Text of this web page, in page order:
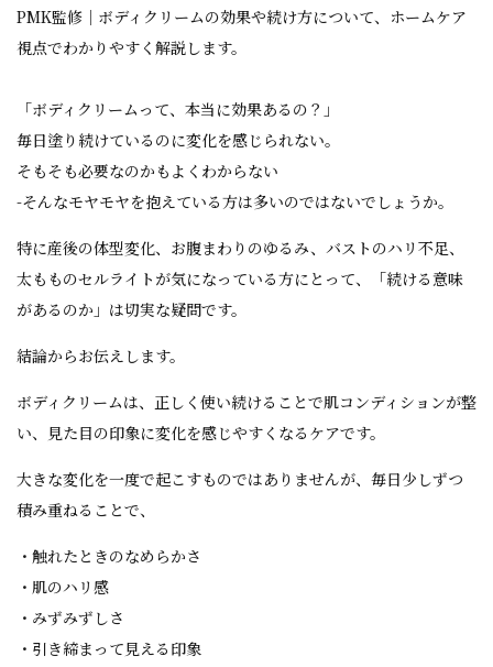
PMK監修｜ボディクリームの効果や続け方について、ホームケア
視点でわかりやすく解説します。
「ボディクリームって、本当に効果あるの？」
毎日塗り続けているのに変化を感じられない。
そもそも必要なのかもよくわからない
-そんなモヤモヤを抱えている方は多いのではないでしょうか。
特に産後の体型変化、お腹まわりのゆるみ、バストのハリ不足、
太もものセルライトが気になっている方にとって、「続ける意味
があるのか」は切実な疑問です。
結論からお伝えします。
ボディクリームは、正しく使い続けることで肌コンディションが整
い、見た目の印象に変化を感じやすくなるケアです。
大きな変化を一度で起こすものではありませんが、毎日少しずつ
積み重ねることで、
・触れたときのなめらかさ
・肌のハリ感
・みずみずしさ
・引き締まって見える印象